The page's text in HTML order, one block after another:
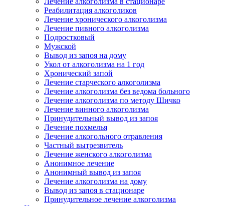
Реабилитация алкоголиков
Лечение хронического алкоголизма
Лечение пивного алкоголизма
Подростковый
Мужской
Вывод из запоя на дому
Укол от алкоголизма на 1 год
Хронический запой
Лечение старческого алкоголизма
Лечение алкоголизма без ведома больного
Лечение алкоголизма по методу Шичко
Лечение винного алкоголизма
Принудительный вывод из запоя
Лечение похмелья
Лечение алкогольного отравления
Частный вытрезвитель
Лечение женского алкоголизма
Анонимное лечение
Анонимный вывод из запоя
Лечение алкоголизма на дому
Вывод из запоя в стационаре
Принудительное лечение алкоголизма